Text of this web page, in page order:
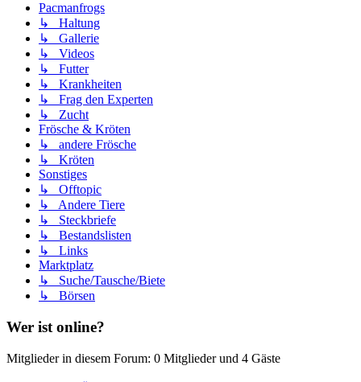
Pacmanfrogs
↳ Haltung
↳ Gallerie
↳ Videos
↳ Futter
↳ Krankheiten
↳ Frag den Experten
↳ Zucht
Frösche & Kröten
↳ andere Frösche
↳ Kröten
Sonstiges
↳ Offtopic
↳ Andere Tiere
↳ Steckbriefe
↳ Bestandslisten
↳ Links
Marktplatz
↳ Suche/Tausche/Biete
↳ Börsen
Wer ist online?
Mitglieder in diesem Forum: 0 Mitglieder und 4 Gäste